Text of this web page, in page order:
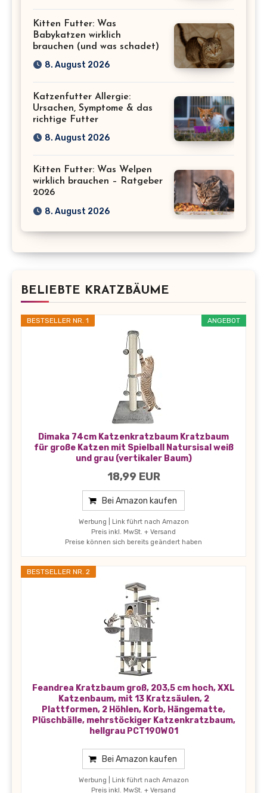
Kitten Futter: Was
Babykatzen wirklich
brauchen (und was schadet)
8. August 2026
Katzenfutter Allergie:
Ursachen, Symptome & das
richtige Futter
8. August 2026
Kitten Futter: Was Welpen
wirklich brauchen – Ratgeber
2026
8. August 2026
BELIEBTE KRATZBÄUME
ANGEBOT
BESTSELLER NR. 1
Dimaka 74cm Katzenkratzbaum Kratzbaum
für große Katzen mit Spielball Natursisal weiß
und grau (vertikaler Baum)
18,99 EUR
Bei Amazon kaufen
Werbung | Link führt nach Amazon
Preis inkl. MwSt. + Versand
Preise können sich bereits geändert haben
BESTSELLER NR. 2
Feandrea Kratzbaum groß, 203,5 cm hoch, XXL
Katzenbaum, mit 13 Kratzsäulen, 2
Plattformen, 2 Höhlen, Korb, Hängematte,
Plüschbälle, mehrstöckiger Katzenkratzbaum,
hellgrau PCT190W01
Bei Amazon kaufen
Werbung | Link führt nach Amazon
Preis inkl. MwSt. + Versand